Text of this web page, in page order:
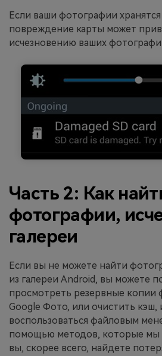
Если ваши фотографии хранятся
повреждение карты может
исчезновению ваших
Часть 2: Как
фотографии,
галереи
Если вы не можете найти
из галереи Android, вы можете
просмотреть резервные копии
Google Фото, или очистить кэш,
воспользоваться файловым
помощью методов, которые мы
вы, скорее всего, найдете